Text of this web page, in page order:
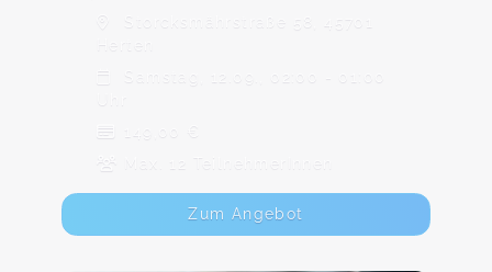
Storcksmährstraße 58, 45701
Herten
Samstag, 12.09., 02:00 - 01:00
149,00 €
Max. 12 TeilnehmerInnen
Zum Angebot